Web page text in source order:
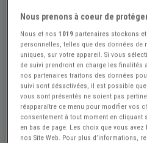
Réf : A869730 Actualisée le : 09/07/
Nous prenons à coeur de
Nous et nos1019 partenaires stockons
personnelles, telles que des données de
uniques, sur votre appareil. Si vous
de suivi prendront en charge les finalités
nos partenaires traitons des données
suivi sont désactivées, il est possible
vous sont présentés ne soient pas
réapparaître ce menu pour modifier vos
consentement à tout moment en cliquant
en bas de page. Les choix que vous
nos Site Web. Pour plus d’informations,